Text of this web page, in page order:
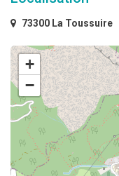
73300 La Toussuire
+
−